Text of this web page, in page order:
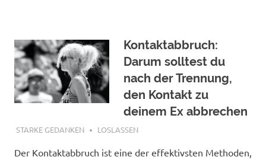
Kontaktabbruch:
Darum solltest du
nach der Trennung,
den Kontakt zu
deinem Ex abbrechen
DEZEMBER 16, 2020
STARKE GEDANKEN LOSLASSEN
Der Kontaktabbruch ist eine der effektivsten Methoden,